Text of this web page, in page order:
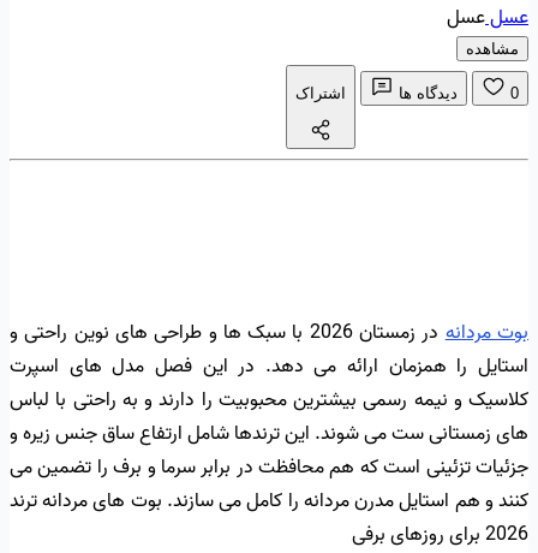
عسلعسل
مشاهده
0 دیدگاه ها اشتراک
بوت مردانه
در زمستان 2026 با سبک ها و طراحی های نوین راحتی و
استایل را همزمان ارائه می دهد. در این فصل مدل های اسپرت
کلاسیک و نیمه رسمی بیشترین محبوبیت را دارند و به راحتی با لباس
های زمستانی ست می شوند. این ترندها شامل ارتفاع ساق جنس زیره و
جزئیات تزئینی است که هم محافظت در برابر سرما و برف را تضمین می
کنند و هم استایل مدرن مردانه را کامل می سازند. بوت های مردانه ترند
2026 برای روزهای برفی